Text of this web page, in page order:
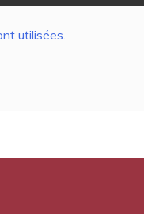
utilisées